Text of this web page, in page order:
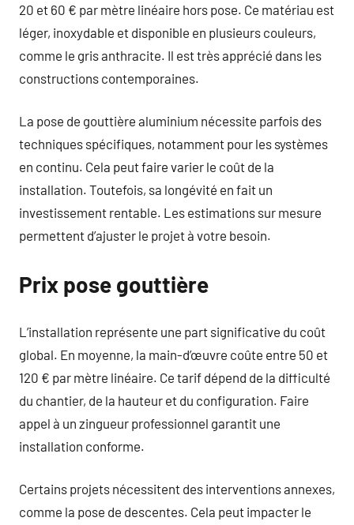
20 et 60 € par mètre linéaire hors pose. Ce matériau est
léger, inoxydable et disponible en plusieurs couleurs,
comme le gris anthracite. Il est très apprécié dans les
constructions contemporaines.
La pose de gouttière aluminium nécessite parfois des
techniques spécifiques, notamment pour les systèmes
en continu. Cela peut faire varier le coût de la
installation. Toutefois, sa longévité en fait un
investissement rentable. Les estimations sur mesure
permettent d’ajuster le projet à votre besoin.
Prix pose gouttière
L’installation représente une part significative du coût
global. En moyenne, la main-d’œuvre coûte entre 50 et
120 € par mètre linéaire. Ce tarif dépend de la difficulté
du chantier, de la hauteur et du configuration. Faire
appel à un zingueur professionnel garantit une
installation conforme.
Certains projets nécessitent des interventions annexes,
comme la pose de descentes. Cela peut impacter le